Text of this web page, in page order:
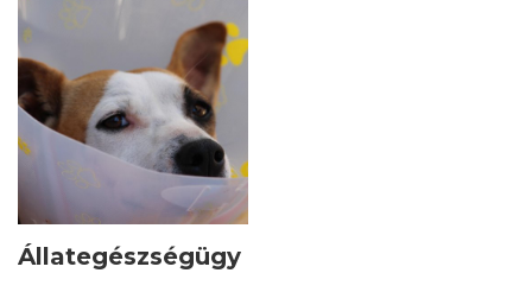
Állategészségügy